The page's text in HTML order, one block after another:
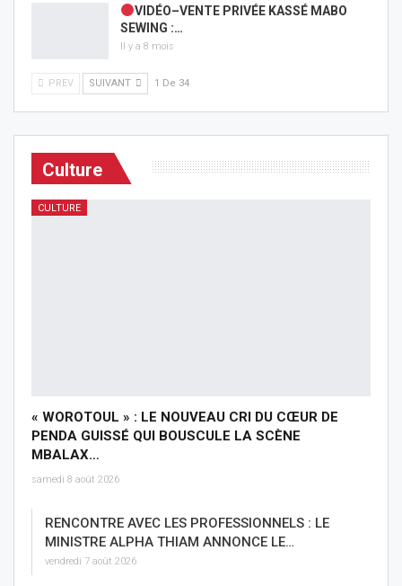
VIDÉO–VENTE PRIVÉE KASSÉ MABO
SEWING :…
Il y a 8 mois
PREV SUIVANT 1 De 34
Culture
CULTURE
« WOROTOUL » : LE NOUVEAU CRI DU CŒUR DE
PENDA GUISSÉ QUI BOUSCULE LA SCÈNE
MBALAX…
samedi 8 août 2026
RENCONTRE AVEC LES PROFESSIONNELS : LE
MINISTRE ALPHA THIAM ANNONCE LE…
vendredi 7 août 2026